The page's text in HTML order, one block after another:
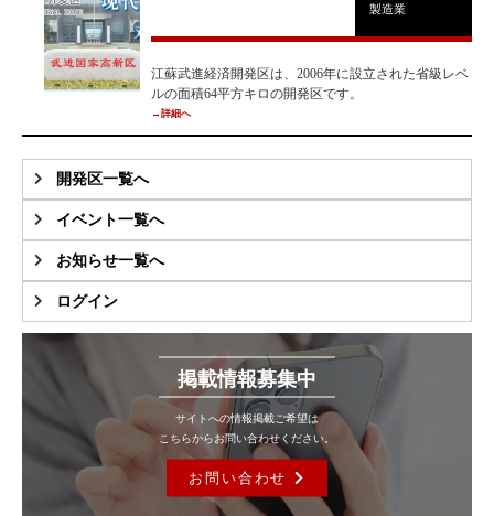
開発区一覧へ
イベント一覧へ
お知らせ一覧へ
ログイン
掲載情報募集中
サイトへの情報掲載ご希望は
こちらからお問い合わせください。
お問い合わせ
製造業
江蘇武進経済開発区は、2006年に設立された省級レベ
ルの面積64平方キロの開発区です。
→詳細へ